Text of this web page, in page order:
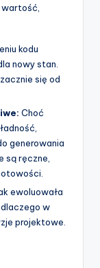
kodu
nowy stan.
się od
Choć
generowania
są ręczne,
ewoluowała
w
projektowe.